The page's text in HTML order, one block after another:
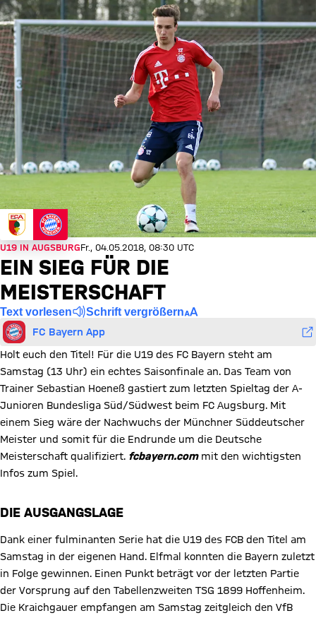
U19 IN AUGSBURGFr., 04.05.2018, 08:30 UTC
EIN SIEG FÜR DIE
MEISTERSCHAFT
Text vorlesen Schrift vergrößern
FC Bayern App
Holt euch den Titel! Für die U19 des FC Bayern steht am
Samstag (13 Uhr) ein echtes Saisonfinale an. Das Team von
Trainer Sebastian Hoeneß gastiert zum letzten Spieltag der A-
Junioren Bundesliga Süd/Südwest beim FC Augsburg. Mit
einem Sieg wäre der Nachwuchs der Münchner Süddeutscher
Meister und somit für die Endrunde um die Deutsche
Meisterschaft qualifiziert. fcbayern.commit den wichtigsten
Infos zum Spiel.
DIE AUSGANGSLAGE
Dank einer fulminanten Serie hat die U19 des FCB den Titel am
Samstag in der eigenen Hand. Elfmal konnten die Bayern zuletzt
in Folge gewinnen. Einen Punkt beträgt vor der letzten Partie
der Vorsprung auf den Tabellenzweiten TSG 1899 Hoffenheim.
Die Kraichgauer empfangen am Samstag zeitgleich den VfB